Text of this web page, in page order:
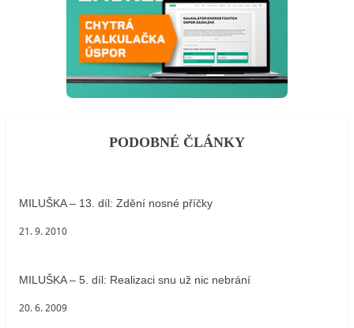
PODOBNÉ ČLÁNKY
MILUŠKA – 13. díl: Zdění nosné příčky
21. 9. 2010
MILUŠKA – 5. díl: Realizaci snu už nic nebrání
20. 6. 2009